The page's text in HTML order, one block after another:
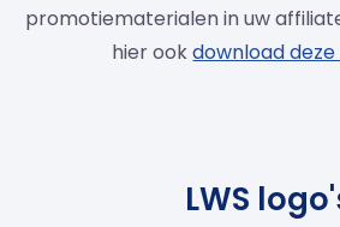
promotiematerialen in uw
hier ookdownload
LWS